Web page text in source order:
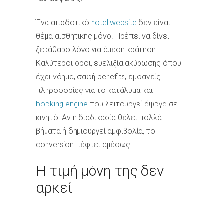
Ένα αποδοτικό hotel website δεν είναι
θέμα αισθητικής μόνο. Πρέπει να δίνει
ξεκάθαρο λόγο για άμεση κράτηση.
Καλύτεροι όροι, ευελιξία ακύρωσης όπου
έχει νόημα, σαφή benefits, εμφανείς
πληροφορίες για το κατάλυμα και
booking engine που λειτουργεί άψογα σε
κινητό. Αν η διαδικασία θέλει πολλά
βήματα ή δημιουργεί αμφιβολία, το
conversion πέφτει αμέσως.
Η τιμή μόνη της δεν
αρκεί